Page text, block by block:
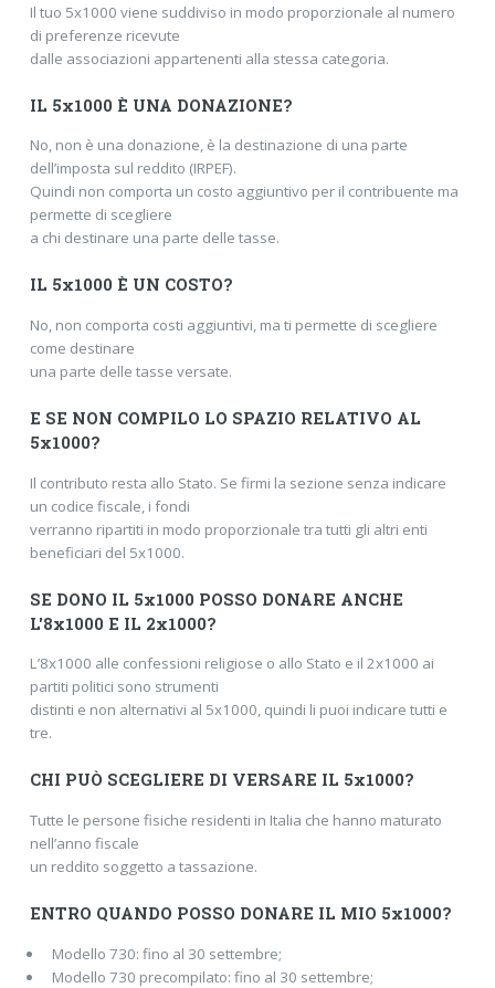
Il tuo 5x1000 viene suddiviso in modo proporzionale al numero
di preferenze ricevute
dalle associazioni appartenenti alla stessa categoria.
IL 5x1000 È UNA DONAZIONE?
No, non è una donazione, è la destinazione di una parte
dell’imposta sul reddito (IRPEF).
Quindi non comporta un costo aggiuntivo per il contribuente ma
permette di scegliere
a chi destinare una parte delle tasse.
IL 5x1000 È UN COSTO?
No, non comporta costi aggiuntivi, ma ti permette di scegliere
come destinare
una parte delle tasse versate.
E SE NON COMPILO LO SPAZIO RELATIVO AL
5x1000?
Il contributo resta allo Stato. Se firmi la sezione senza indicare
un codice fiscale, i fondi
verranno ripartiti in modo proporzionale tra tutti gli altri enti
beneficiari del 5x1000.
SE DONO IL 5x1000 POSSO DONARE ANCHE
L'8x1000 E IL 2x1000?
L’8x1000 alle confessioni religiose o allo Stato e il 2x1000 ai
partiti politici sono strumenti
distinti e non alternativi al 5x1000, quindi li puoi indicare tutti e
tre.
CHI PUÒ SCEGLIERE DI VERSARE IL 5x1000?
Tutte le persone fisiche residenti in Italia che hanno maturato
nell’anno fiscale
un reddito soggetto a tassazione.
ENTRO QUANDO POSSO DONARE IL MIO 5x1000?
Modello 730: fino al 30 settembre;
Modello 730 precompilato: fino al 30 settembre;